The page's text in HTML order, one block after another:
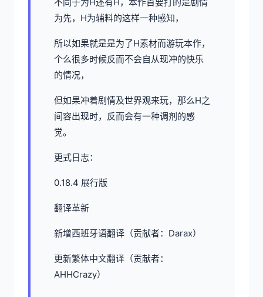
为先，H为辅料的这样一种感知，
所以如果就是是为了H素材而游玩本作，
个么很多时候反而不会自从现冲的快乐
的情况，
但如果冲着剧情及世界观来玩，那么H之
间容出现时，反而会有一种调剂的感
觉。
更式日志：
0.18.4 展行版
翻译革新
新增西班牙语翻译（贡献者：Darax）
更新繁体中文翻译（贡献者：
AHHCrazy）